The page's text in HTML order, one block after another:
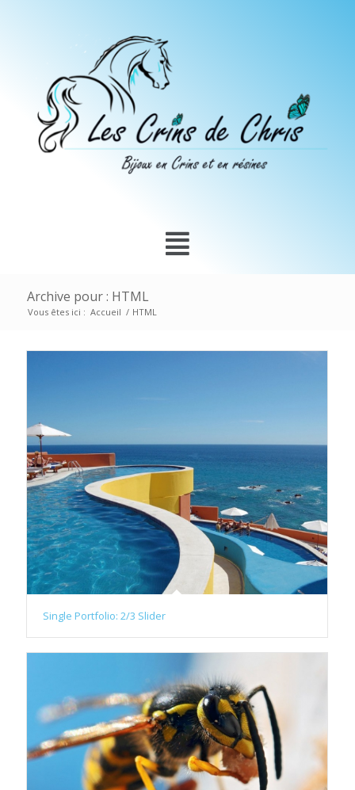
Archive pour : HTML
Vous êtes ici : Accueil / HTML
Single Portfolio: 2/3 Slider